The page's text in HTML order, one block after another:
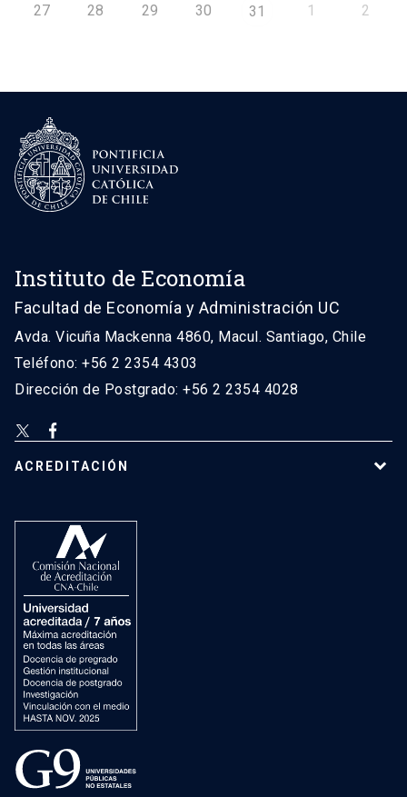
27 28 29 30 31 1 2
Instituto de Economía
Facultad de Economía y Administración UC
Avda. Vicuña Mackenna 4860, Macul. Santiago, Chile
Teléfono: +56 2 2354 4303
Dirección de Postgrado: +56 2 2354 4028
ACREDITACIÓN